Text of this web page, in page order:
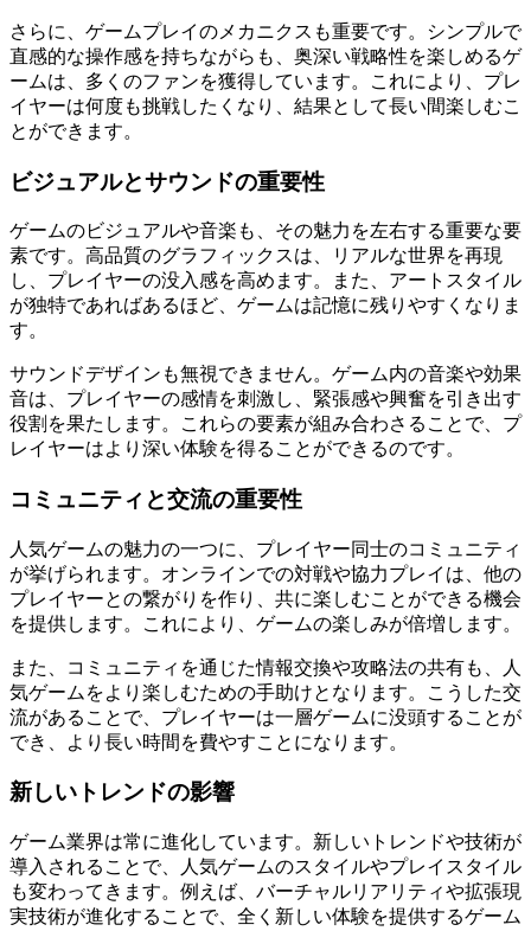
さらに、ゲームプレイのメカニクスも重要です。シンプルで
直感的な操作感を持ちながらも、奥深い戦略性を楽しめるゲ
ームは、多くのファンを獲得しています。これにより、プレ
イヤーは何度も挑戦したくなり、結果として長い間楽しむこ
とができます。
ビジュアルとサウンドの重要性
ゲームのビジュアルや音楽も、その魅力を左右する重要な要
素です。高品質のグラフィックスは、リアルな世界を再現
し、プレイヤーの没入感を高めます。また、アートスタイル
が独特であればあるほど、ゲームは記憶に残りやすくなりま
す。
サウンドデザインも無視できません。ゲーム内の音楽や効果
音は、プレイヤーの感情を刺激し、緊張感や興奮を引き出す
役割を果たします。これらの要素が組み合わさることで、プ
レイヤーはより深い体験を得ることができるのです。
コミュニティと交流の重要性
人気ゲームの魅力の一つに、プレイヤー同士のコミュニティ
が挙げられます。オンラインでの対戦や協力プレイは、他の
プレイヤーとの繋がりを作り、共に楽しむことができる機会
を提供します。これにより、ゲームの楽しみが倍増します。
また、コミュニティを通じた情報交換や攻略法の共有も、人
気ゲームをより楽しむための手助けとなります。こうした交
流があることで、プレイヤーは一層ゲームに没頭することが
でき、より長い時間を費やすことになります。
新しいトレンドの影響
ゲーム業界は常に進化しています。新しいトレンドや技術が
導入されることで、人気ゲームのスタイルやプレイスタイル
も変わってきます。例えば、バーチャルリアリティや拡張現
実技術が進化することで、全く新しい体験を提供するゲーム